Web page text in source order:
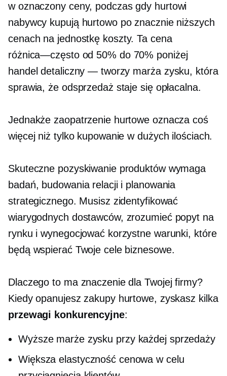
w oznaczonyceny, podczas gdy hurtowi
nabywcy kupują hurtowo po znacznie niższych
cenach na jednostkę koszty. Ta cena
różnica—częstood 50% do 70% poniżej
handel detaliczny — tworzy marża zysku, która
sprawia, że odsprzedaż staje się opłacalna.
Jednakże zaopatrzenie hurtowe oznacza coś
więcej niż tylko kupowanie w dużych ilościach.
Skuteczne pozyskiwanie produktów wymaga
badań, budowania relacji i planowania
strategicznego. Musisz zidentyfikować
wiarygodnych dostawców, zrozumieć popyt na
rynku i wynegocjować korzystne warunki, które
będą wspierać Twoje cele biznesowe.
Dlaczego to ma znaczenie dla Twojej firmy?
Kiedy opanujesz zakupy hurtowe, zyskasz kilka
przewagi konkurencyjne:
Wyższe marże zysku przy każdej sprzedaży
Większa elastyczność cenowa w celu